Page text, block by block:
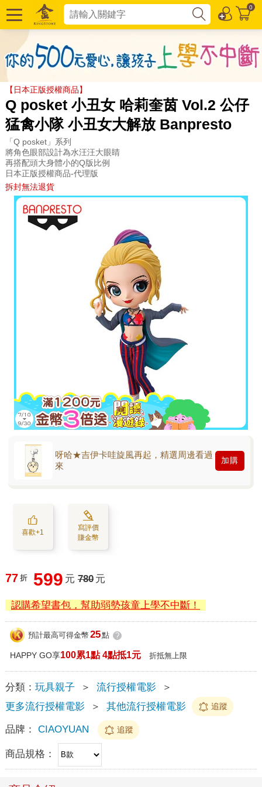
0
【日本正版授權商品】
Q posket 小丑女 哈莉奎茵 Vol.2 公仔
猛禽小隊 小丑女大解放 Banpresto
「Q posket」系列
將角色眼部設計為水汪汪大眼睛
再搭配頭大身體小的Q版比例
日本正版授權商品-代理版
拆封無法退貨
呀哈★吉伊卡哇旋風再起，精選周邊看過
來
加購
喜歡+1
寫評價
賺金幣
77 折 599 元 780 元
認購希望書包，幫助弱勢孩童上學不中斷！
預計最高可得金幣 25點 ?
HAPPY GO享100累1點 4點抵1元 折抵無上限
分類： 玩具親子 ＞ 流行授權電影
＞
更多流行授權電影
＞ 其他流行授權電影 追蹤
品牌： CIAOYUAN 追蹤
商品規格：